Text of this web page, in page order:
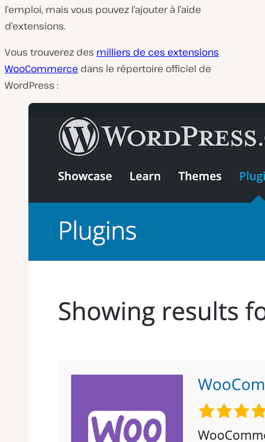
l’emploi, mais vous pouvez l’ajouter à l’aide
d’extensions.
Vous trouverez des milliers de ces extensions
WooCommerce dans le répertoire officiel de
WordPress :